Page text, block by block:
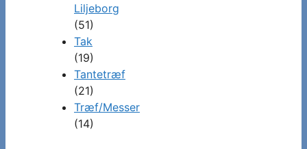
Liljeborg
(51)
Tak
(19)
Tantetræf
(21)
Træf/Messer
(14)